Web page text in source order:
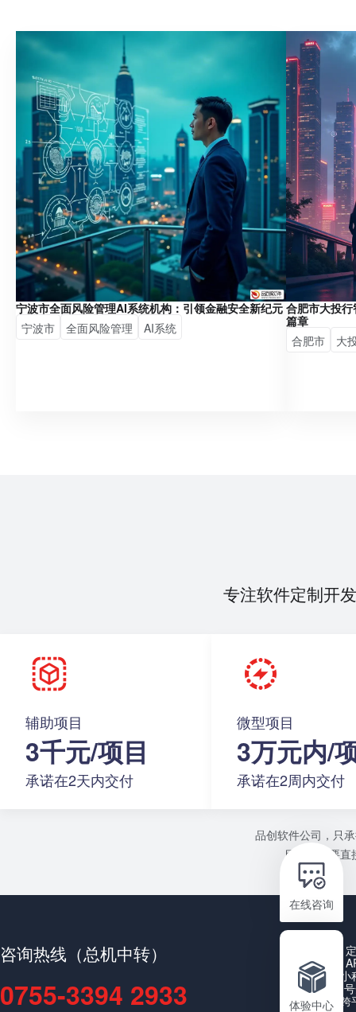
在线咨询
体验中心
宁波市全面风险管理AI系统机构：引领金融安全新纪元
宁波市
全面风险管理 AI系统
合肥市大投
篇章
合肥市
大
专注软件定制开
辅助项目
3千元/项目
承诺在2天内交付
微型项目
3万元内/
承诺在2周内交付
品创软件公司，只
目或者需要
咨询热线（总机中转）
0755-3394 2933
公众